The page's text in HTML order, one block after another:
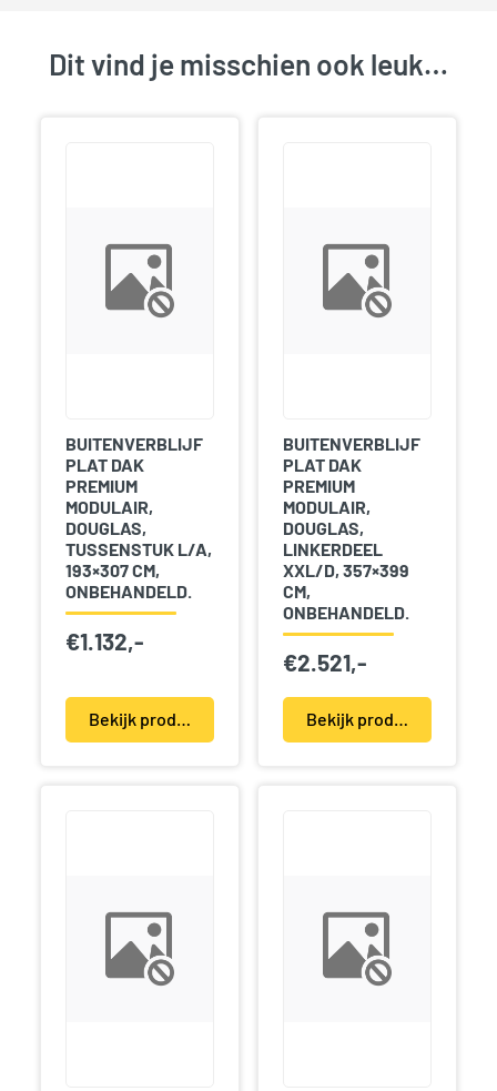
Dit vind je misschien ook leuk…
BUITENVERBLIJF
PLAT DAK
PREMIUM
MODULAIR,
DOUGLAS,
TUSSENSTUK L/A,
193×307 CM,
ONBEHANDELD.
€1.132,-
Bekijk product(en)
BUITENVERBLIJF
PLAT DAK
PREMIUM
MODULAIR,
DOUGLAS,
LINKERDEEL
XXL/D, 357×399
CM,
ONBEHANDELD.
€2.521,-
Bekijk product(en)